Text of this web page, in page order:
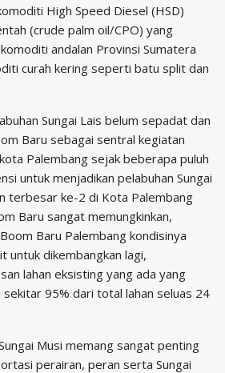
High Speed Diesel (HSD)
(crude palm oil/CPO) yang
andalan Provinsi Sumatera
curah kering seperti batu split dan
Sungai Lais belum sepadat dan
Baru sebagai sentral kegiatan
Palembang sejak beberapa puluh
untuk menjadikan pelabuhan Sungai
terbesar ke-2 di Kota Palembang
Baru sangat memungkinkan,
Baru Palembang kondisinya
untuk dikembangkan lagi,
lahan eksisting yang ada yang
sekitar 95% dari total lahan seluas 24
Musi memang sangat penting
perairan, peran serta Sungai